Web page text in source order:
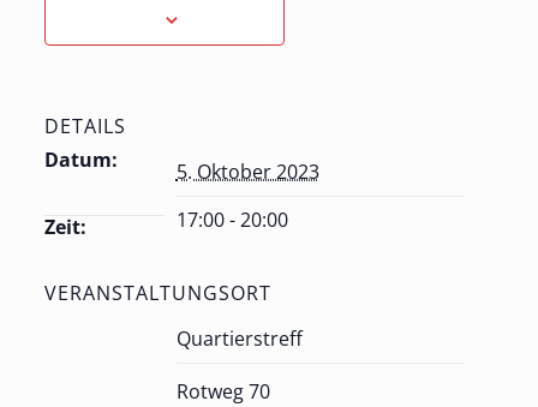
DETAILS
Datum:
5. Oktober 2023
Zeit: 17:00 - 20:00
VERANSTALTUNGSORT
Quartierstreff
Rotweg 70